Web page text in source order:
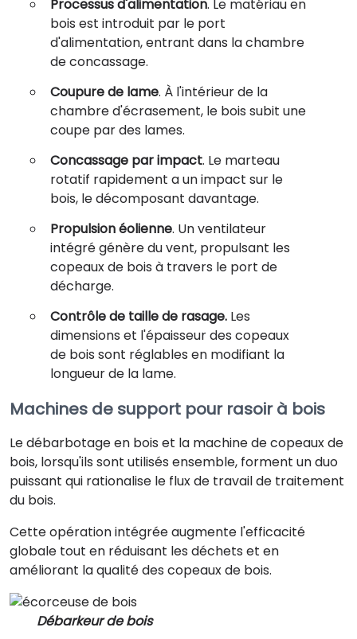
Processus d'alimentation. Le matériau en
bois est introduit par le port
d'alimentation, entrant dans la chambre
de concassage.
Coupure de lame. À l'intérieur de la
chambre d'écrasement, le bois subit une
coupe par des lames.
Concassage par impact. Le marteau
rotatif rapidement a un impact sur le
bois, le décomposant davantage.
Propulsion éolienne. Un ventilateur
intégré génère du vent, propulsant les
copeaux de bois à travers le port de
décharge.
Contrôle de taille de rasage.Les
dimensions et l'épaisseur des copeaux
de bois sont réglables en modifiant la
longueur de la lame.
Machines de support pour rasoir à bois
Le débarbotage en bois et la machine de copeaux de
bois, lorsqu'ils sont utilisés ensemble, forment un duo
puissant qui rationalise le flux de travail de traitement
du bois.
Cette opération intégrée augmente l'efficacité
globale tout en réduisant les déchets et en
améliorant la qualité des copeaux de bois.
Débarkeur de bois